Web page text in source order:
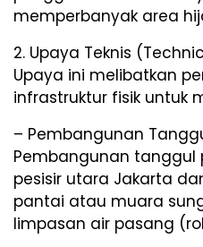
memperbanyak area
2. Upaya Teknis
Upaya ini melibatkan
infrastruktur fisik untuk
– Pembangunan
Pembangunan tanggul
pesisir utara Jakarta
pantai atau muara
limpasan air pasang